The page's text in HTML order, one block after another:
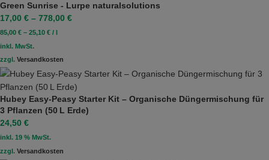
Green Sunrise - Lurpe naturalsolutions
17,00 € – 778,00 €
85,00 € – 25,10 € / l
inkl. MwSt.
zzgl. Versandkosten
Hubey Easy‑Peasy Starter Kit – Organische Düngermischung für
3 Pflanzen (50 L Erde)
24,50 €
inkl. 19 % MwSt.
zzgl. Versandkosten